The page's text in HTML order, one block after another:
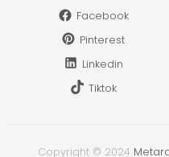
Facebook
Pinterest
Linkedin
Tiktok
Copyright © 2024